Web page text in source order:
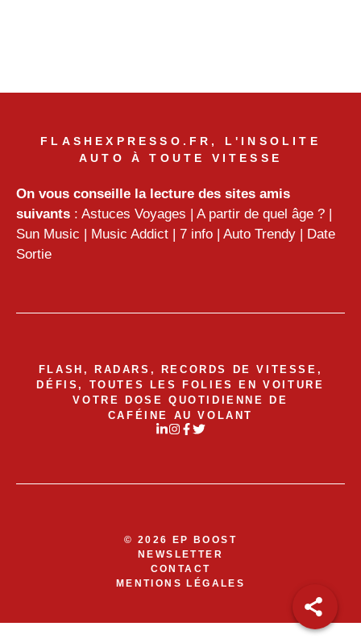
FLASHEXPRESSO.FR, L'INSOLITE
AUTO À TOUTE VITESSE
On vous conseille la lecture des sites amis
suivants : Astuces Voyages | A partir de quel âge ? |
Sun Music | Music Addict | 7 info | Auto Trendy | Date
Sortie
FLASH, RADARS, RECORDS DE VITESSE,
DÉFIS, TOUTES LES FOLIES EN VOITURE
VOTRE DOSE QUOTIDIENNE DE
CAFÉINE AU VOLANT
© 2026 EP BOOST
NEWSLETTER
CONTACT
MENTIONS LÉGALES